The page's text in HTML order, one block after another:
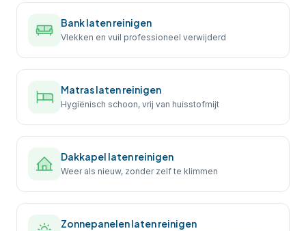
Bank laten reinigen
Vlekken en vuil professioneel verwijderd
Matras laten reinigen
Hygiënisch schoon, vrij van huisstofmijt
Dakkapel laten reinigen
Weer als nieuw, zonder zelf te klimmen
Zonnepanelen laten reinigen